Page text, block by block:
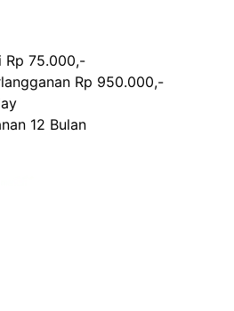
Rp 75.000,-
Rp 950.000,-
12 Bulan